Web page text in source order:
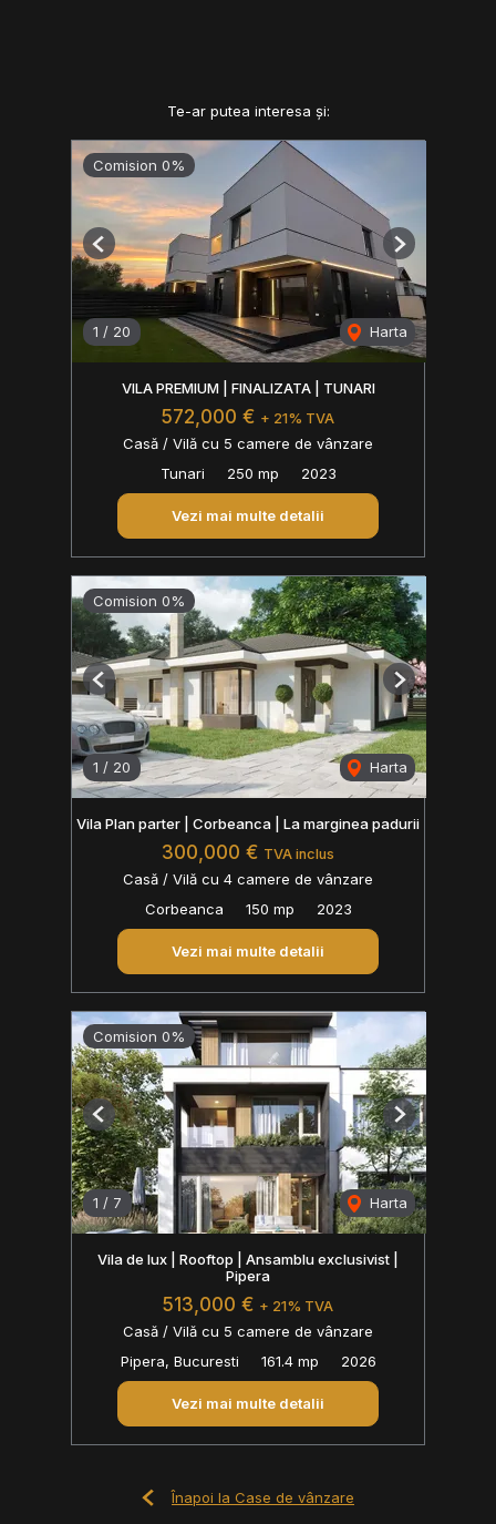
Te-ar putea interesa și:
Comision 0%
1 / 20 Harta
Previous Next
VILA PREMIUM | FINALIZATA | TUNARI
572,000 € + 21% TVA
Casă / Vilă cu 5 camere de vânzare
Tunari
250 mp 2023
Vezi mai multe detalii
Comision 0%
1 / 20 Harta
Previous Next
Vila Plan parter | Corbeanca | La marginea padurii
300,000 € TVA inclus
Casă / Vilă cu 4 camere de vânzare
Corbeanca
150 mp 2023
Vezi mai multe detalii
Comision 0%
1 / 7 Harta
Previous Next
Vila de lux | Rooftop | Ansamblu exclusivist |
Pipera
513,000 € + 21% TVA
Casă / Vilă cu 5 camere de vânzare
Pipera, Bucuresti
161.4 mp 2026
Vezi mai multe detalii
Înapoi la Case de vânzare